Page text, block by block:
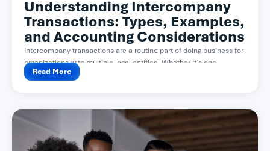
Understanding Intercompany
Transactions: Types, Examples,
and Accounting Considerations
Intercompany transactions are a routine part of doing business for
organizations with multiple legal entities. Whether it’s one...
Read More